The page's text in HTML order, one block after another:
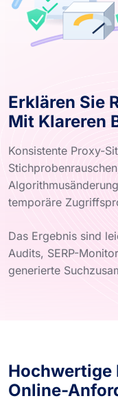
Erklären Sie
Mit Klareren
Konsistente Proxy-
temporäre
Das Ergebnis sind
Audits, SERP-
generierte
Hochwertige
Online-